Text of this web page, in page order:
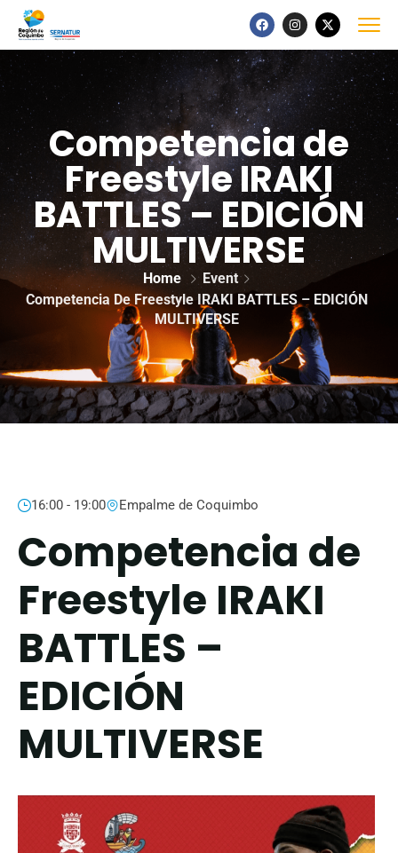
Competencia de
Freestyle IRAKI
BATTLES – EDICIÓN
MULTIVERSE
Home
Event
Competencia De Freestyle IRAKI BATTLES – EDICIÓN
MULTIVERSE
16:00 - 19:00 Empalme de Coquimbo
Competencia de
Freestyle IRAKI
BATTLES –
EDICIÓN
MULTIVERSE